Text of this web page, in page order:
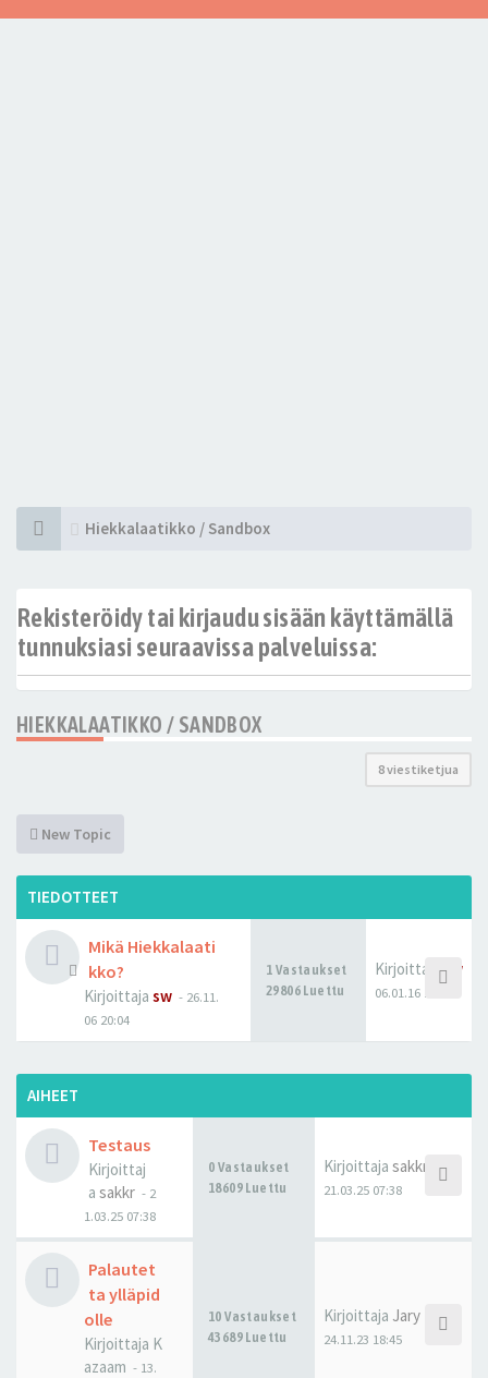
Hiekkalaatikko / Sandbox
Rekisteröidy tai kirjaudu sisään käyttämällä
tunnuksiasi seuraavissa palveluissa:
HIEKKALAATIKKO / SANDBOX
8 viestiketjua
New Topic
TIEDOTTEET
Mikä Hiekkalaati
kko?
Kirjoittaja sw - 26.11.
06 20:04
1 Vastaukset
29806 Luettu
Kirjoittajasw
06.01.16 15:22
AIHEET
Testaus
Kirjoittaj
a sakkr - 2
1.03.25 07:38
0 Vastaukset
18609 Luettu
Kirjoittaja sakkr
21.03.25 07:38
Palautet
ta ylläpid
olle
Kirjoittaja K
azaam - 13.
10 Vastaukset
43689 Luettu
Kirjoittaja Jary
24.11.23 18:45